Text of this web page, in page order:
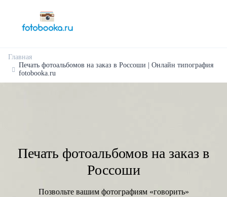
Главная
Печать фотоальбомов на заказ в Россоши | Онлайн типография
fotobooka.ru
Печать фотоальбомов на заказ в
Россоши
Позвольте вашим фотографиям «говорить»